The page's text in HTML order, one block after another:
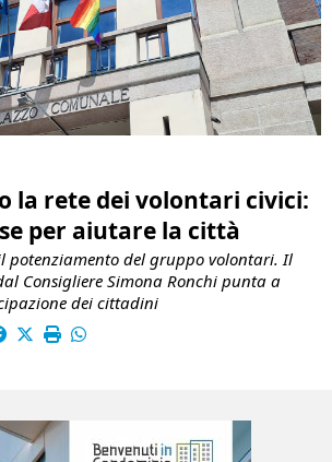
la rete dei volontari civici:
per aiutare la città
potenziamento del gruppo volontari. Il
Consigliere Simona Ronchi punta a
dei cittadini